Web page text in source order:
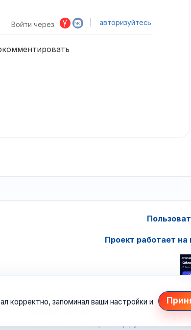
Войти через авторизуйтесь
Проект работает
корректно, запоминал ваши настройки и